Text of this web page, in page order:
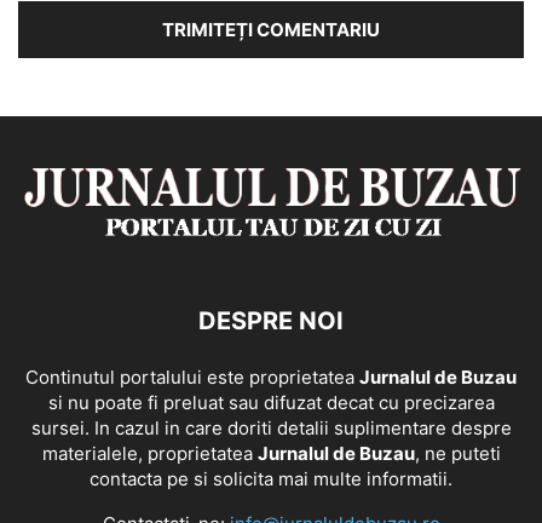
DESPRE NOI
Continutul portalului este proprietatea Jurnalul de Buzau
si nu poate fi preluat sau difuzat decat cu precizarea
sursei. In cazul in care doriti detalii suplimentare despre
materialele, proprietatea Jurnalul de Buzau, ne puteti
contacta pe si solicita mai multe informatii.